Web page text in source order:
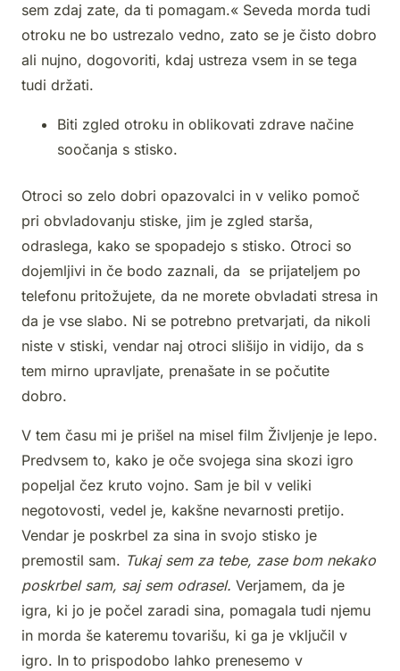
sem zdaj zate, da ti pomagam.« Seveda morda tudi
otroku ne bo ustrezalo vedno, zato se je čisto dobro
ali nujno, dogovoriti, kdaj ustreza vsem in se tega
tudi držati.
Biti zgled otroku in oblikovati zdrave načine
soočanja s stisko.
Otroci so zelo dobri opazovalci in v veliko pomoč
pri obvladovanju stiske, jim je zgled starša,
odraslega, kako se spopadejo s stisko. Otroci so
dojemljivi in če bodo zaznali, da se prijateljem po
telefonu pritožujete, da ne morete obvladati stresa in
da je vse slabo. Ni se potrebno pretvarjati, da nikoli
niste v stiski, vendar naj otroci slišijo in vidijo, da s
tem mirno upravljate, prenašate in se počutite
dobro.
V tem času mi je prišel na misel film Življenje je lepo.
Predvsem to, kako je oče svojega sina skozi igro
popeljal čez kruto vojno. Sam je bil v veliki
negotovosti, vedel je, kakšne nevarnosti pretijo.
Vendar je poskrbel za sina in svojo stisko je
premostil sam. Tukaj sem za tebe, zase bom nekako
poskrbel sam, saj sem odrasel. Verjamem, da je
igra, ki jo je počel zaradi sina, pomagala tudi njemu
in morda še kateremu tovarišu, ki ga je vključil v
igro. In to prispodobo lahko prenesemo v